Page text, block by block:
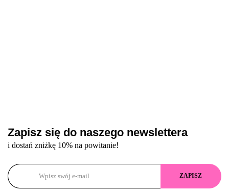
Zapisz się do naszego newslettera
i dostań zniżkę 10% na powitanie!